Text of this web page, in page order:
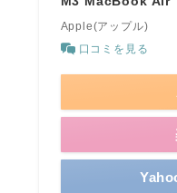
Apple(アップル)
口コミを見る